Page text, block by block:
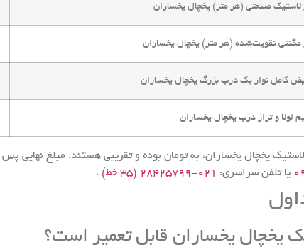
لاستیک صنعتی (هر متر) یخچال یخساران
مگنتی تقویت‌شده (هر متر) یخچال یخساران
کامل نوار یک درب بزرگ یخچال یخساران
لولا و تراز درب یخچال یخساران
یا تلفن سراسری: ۰۲۱-۲۸۴۲۵۷۹۹ (۳۵ خط) .
یخچال یخساران قابل تعمیر است؟